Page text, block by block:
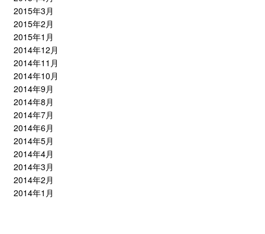
2015年3月
2015年2月
2015年1月
2014年12月
2014年11月
2014年10月
2014年9月
2014年8月
2014年7月
2014年6月
2014年5月
2014年4月
2014年3月
2014年2月
2014年1月